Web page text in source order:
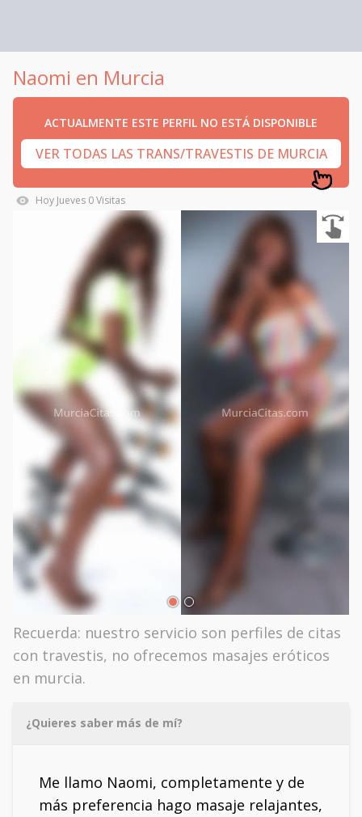
Naomi en Murcia
ACTUALMENTE ESTE PERFIL NO ESTÁ DISPONIBLE
VER TODAS LAS TRANS/TRAVESTIS DE MURCIA
Hoy Jueves 0Visitas
Recuerda: nuestro servicio son perfiles de citas
con travestis, no ofrecemos masajes eróticos
en murcia.
¿Quieres saber más de mí?
Me llamo Naomi, completamente y de
más preferencia hago masaje relajantes,